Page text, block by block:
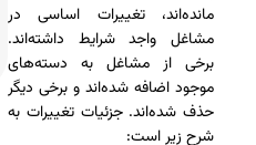
مانده‌اند، تغییرات اساسی در
مشاغل واجد شرایط داشته‌اند.
برخی از مشاغل به دسته‌های
موجود اضافه شده‌اند و برخی دیگر
حذف شده‌اند. جزئیات تغییرات به
شرح زیر است: